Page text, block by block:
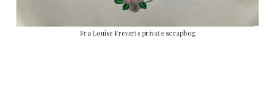
Fra Louise Freverts private scrapbog